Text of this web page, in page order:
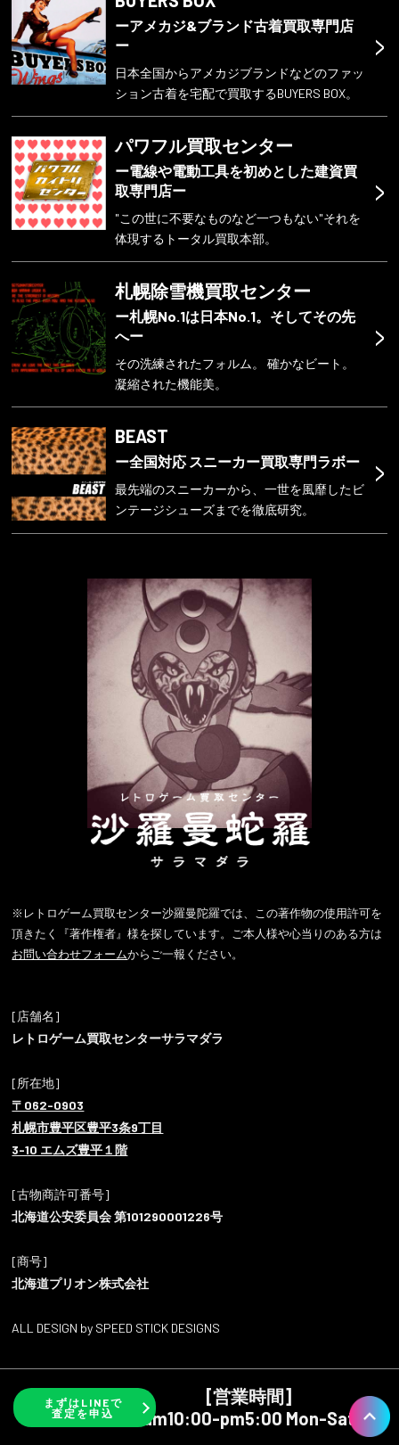
>
ーアメカジ&ブランド古着買取専門店
ー
日本全国からアメカジブランドなどのファッ
ション古着を宅配で買取するBUYERS BOX。
>
パワフル買取センター
ー電線や電動工具を初めとした建資買
取専門店ー
"この世に不要なものなど一つもない"それを
体現するトータル買取本部。
>
札幌除雪機買取センター
ー札幌No.1は日本No.1。そしてその先
へー
その洗練されたフォルム。 確かなビート。
凝縮された機能美。
>
BEAST
ー全国対応 スニーカー買取専門ラボー
最先端のスニーカーから、一世を風靡したビ
ンテージシューズまでを徹底研究。
※レトロゲーム買取センター沙羅曼陀羅では、この著作物の使用許可を
頂きたく『著作権者』様を探しています。ご本人様や心当りのある方は
お問い合わせフォームからご一報ください。
[店舗名]
レトロゲーム買取センターサラマダラ
[所在地]
〒062-0903
札幌市豊平区豊平3条9丁目
3-10 エムズ豊平１階
[古物商許可番号]
北海道公安委員会 第101290001226号
[商号]
北海道プリオン株式会社
ALL DESIGN by SPEED STICK DESIGNS
まずはLINEで
査定を申込
[営業時間]
am10:00-pm5:00 Mon-Sat